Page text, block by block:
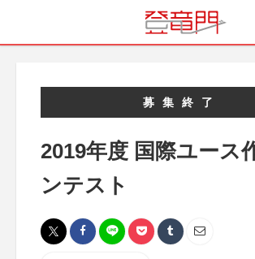
募集終了
2019年度 国際ユース
ンテスト